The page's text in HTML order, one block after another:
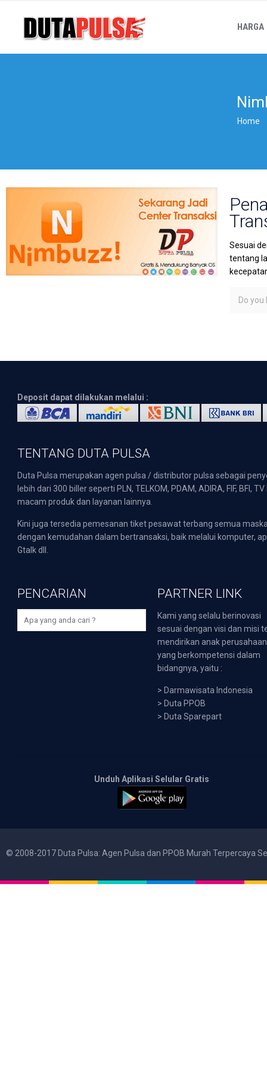
HARGA
Home
Sesuai
tentang
Do you
Deposit dapat dilakukan melalui :
TENTANG DUTA PULSA
Duta Pulsa merupakan agen pulsa / distributor pulsa sebagai
lebih dari 300 biller seperti PLN, TELKOM, PDAM, ADIRA, FIF,
macam produk dan layanan lainnya.
Kini juga tersedia pemesanan tiket pesawat terbang semua
dengan kemudahan dalam bertransaksi, baik melalui komputer,
Gtalk dll.
PENCARIAN PARTNER LINK
Kami yang selalu berinovasi
sesuai dengan visi dan misi
mendirikan anak perusahaan
yang berkompetensi dalam
bidangnya, yaitu :
> Darmawisata Indonesia
> Duta PPOB
> Duta Sparepart
Unduh Aplikasi Selular Gratis
© 2008-2017 Duta Pulsa: Agen Pulsa dan PPOB Murah Terpercaya